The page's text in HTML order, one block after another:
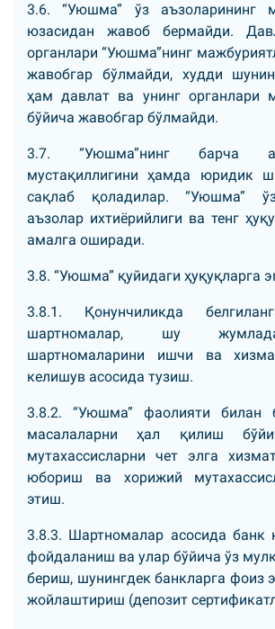
3.6. “Уюшма” ўз аъзоларининг
юзасидан жавоб бермайди.
органлари “Уюшма”нинг
жавобгар бўлмайди, худди
ҳам давлат ва унинг органлари
бўйича жавобгар бўлмайди.
3.7. “Уюшма”нинг барча
мустақиллигини ҳамда юридик
сақлаб қоладилар. “Уюшма”
аъзолар ихтиёрийлиги ва тенг
амалга оширади.
3.8. “Уюшма” қуйидаги ҳуқуқларга
3.8.1. Қонунчиликда
шартномалар, шу
шартномаларини ишчи ва
келишув асосида тузиш.
3.8.2. “Уюшма” фаолияти билан
масалаларни ҳал қилиш
мутахассисларни чет элга
юбориш ва хорижий
этиш.
3.8.3. Шартномалар асосида банк
фойдаланиш ва улар бўйича ўз
бериш, шунингдек банкларга фоиз
жойлаштириш (депозит